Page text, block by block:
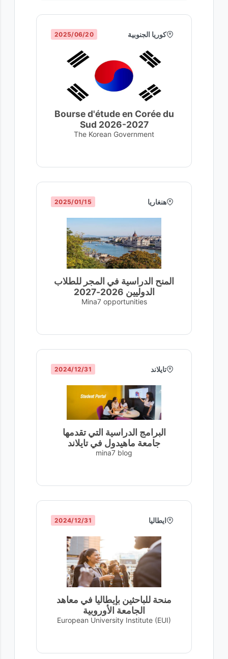
كوريا الجنوبية 20‏/06‏/2025
Bourse d'étude en Corée du
Sud 2026-2027
The Korean Government
هنغاريا 15‏/01‏/2025
المنح الدراسية في المجر للطلاب
الدوليين 2026-2027
Mina7 opportunities
تايلاند 31‏/12‏/2024
البرامج الدراسية التي تقدمها
جامعة ماهيدول في تايلاند
mina7 blog
ايطاليا 31‏/12‏/2024
منحة للباحثين بإيطاليا في معاهد
الجامعة الأوروبية
European University Institute (EUI)